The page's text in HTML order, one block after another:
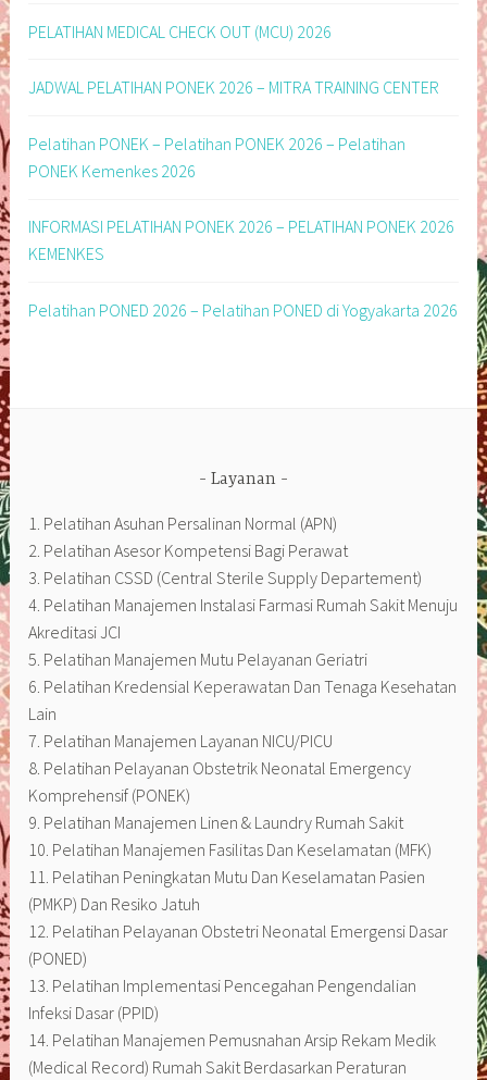
PELATIHAN MEDICAL CHECK OUT (MCU) 2026
JADWAL PELATIHAN PONEK 2026 – MITRA TRAINING CENTER
Pelatihan PONEK – Pelatihan PONEK 2026 – Pelatihan
PONEK Kemenkes 2026
INFORMASI PELATIHAN PONEK 2026 – PELATIHAN PONEK 2026
KEMENKES
Pelatihan PONED 2026 – Pelatihan PONED di Yogyakarta 2026
Layanan
1. Pelatihan Asuhan Persalinan Normal (APN)
2. Pelatihan Asesor Kompetensi Bagi Perawat
3. Pelatihan CSSD (Central Sterile Supply Departement)
4. Pelatihan Manajemen Instalasi Farmasi Rumah Sakit Menuju
Akreditasi JCI
5. Pelatihan Manajemen Mutu Pelayanan Geriatri
6. Pelatihan Kredensial Keperawatan Dan Tenaga Kesehatan
Lain
7. Pelatihan Manajemen Layanan NICU/PICU
8. Pelatihan Pelayanan Obstetrik Neonatal Emergency
Komprehensif (PONEK)
9. Pelatihan Manajemen Linen & Laundry Rumah Sakit
10. Pelatihan Manajemen Fasilitas Dan Keselamatan (MFK)
11. Pelatihan Peningkatan Mutu Dan Keselamatan Pasien
(PMKP) Dan Resiko Jatuh
12. Pelatihan Pelayanan Obstetri Neonatal Emergensi Dasar
(PONED)
13. Pelatihan Implementasi Pencegahan Pengendalian
Infeksi Dasar (PPID)
14. Pelatihan Manajemen Pemusnahan Arsip Rekam Medik
(Medical Record) Rumah Sakit Berdasarkan Peraturan